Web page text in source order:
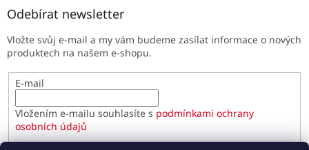
Odebírat newsletter
Vložte svůj e-mail a my vám budeme zasílat informace o nových
produktech na našem e-shopu.
E-mail
Vložením e-mailu souhlasíte s podmínkami ochrany
osobních údajů